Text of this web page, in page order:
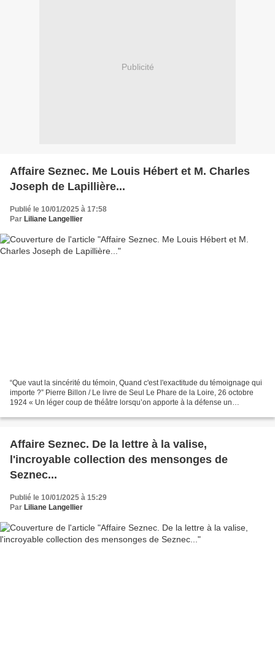
Publicité
Affaire Seznec. Me Louis Hébert et M. Charles
Joseph de Lapillière...
Publié le 10/01/2025 à 17:58
Par Liliane Langellier
“Que vaut la sincérité du témoin, Quand c'est l'exactitude du témoignage qui
importe ?” Pierre Billon / Le livre de Seul Le Phare de la Loire, 26 octobre
1924 « Un léger coup de théâtre lorsqu’on apporte à la défense un
Affaire Seznec. De la lettre à la valise,
l'incroyable collection des mensonges de
Seznec...
Publié le 10/01/2025 à 15:29
Par Liliane Langellier